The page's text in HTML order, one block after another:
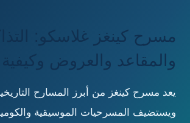
مسرح كينغز غلاسكو:
والمقاعد والعروض
يعد مسرح كينغز من أبرز المسارح
ويستضيف المسرحيات الموسيقية